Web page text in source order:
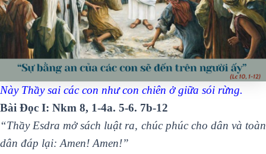
Này Thầy sai các con như con chiên ở giữa sói rừng.
Bài Ðọc I: Nkm 8, 1-4a. 5-6. 7b-12
“Thầy Esdra mở sách luật ra, chúc phúc cho dân và toàn
dân đáp lại: Amen! Amen!”